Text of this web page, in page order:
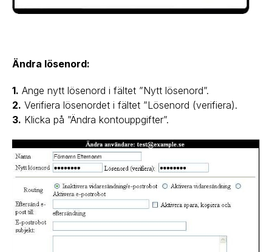
Ändra lösenord:
1. Ange nytt lösenord i fältet ”Nytt lösenord”.
2. Verifiera lösenordet i fältet ”Lösenord (verifiera).
3. Klicka på ”Ändra kontouppgifter”.